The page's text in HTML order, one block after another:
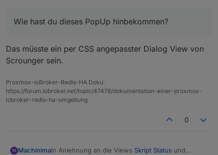
Wie hast du dieses PopUp hinbekommen?
Wie hast du dieses PopUp hinbekommen?
Das müsste ein per CSS angepasster Dialog View von
Scrounger sein.
Proxmox-ioBroker-Redis-HA Doku:
https://forum.iobroker.net/topic/47478/dokumentation-einer-proxmox-
iobroker-redis-ha-umgebung
0
M MachinimaIn Anlehnung an die Views Skript Status und